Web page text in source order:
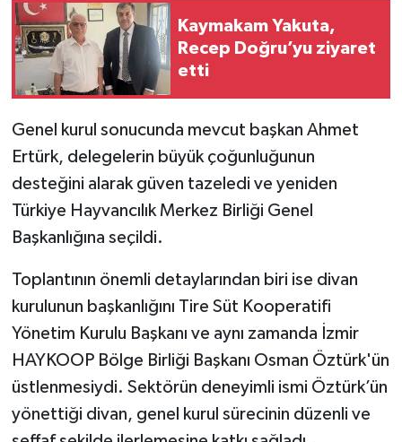
Kaymakam Yakuta,
Recep Doğru’yu ziyaret
etti
Genel kurul sonucunda mevcut başkan Ahmet
Ertürk, delegelerin büyük çoğunluğunun
desteğini alarak güven tazeledi ve yeniden
Türkiye Hayvancılık Merkez Birliği Genel
Başkanlığına seçildi.
Toplantının önemli detaylarından biri ise divan
kurulunun başkanlığını Tire Süt Kooperatifi
Yönetim Kurulu Başkanı ve aynı zamanda İzmir
HAYKOOP Bölge Birliği Başkanı Osman Öztürk'ün
üstlenmesiydi. Sektörün deneyimli ismi Öztürk’ün
yönettiği divan, genel kurul sürecinin düzenli ve